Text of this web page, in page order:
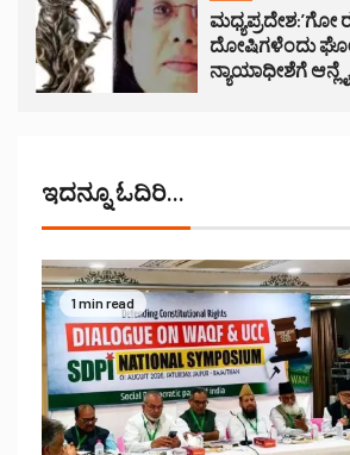
ಮಧ್ಯಪ್ರದೇಶ:’ಗೋ
ದೋಷಿಗಳೆಂದು
ನ್ಯಾಯಾಧೀಶೆಗೆ
ಇದನ್ನೂ ಓದಿರಿ...
1 min read